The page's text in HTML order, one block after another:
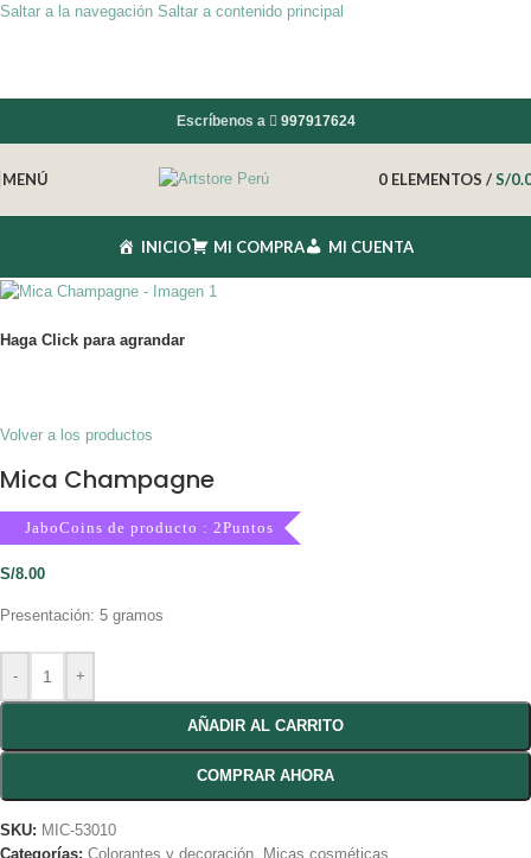
Saltar a la navegación Saltar a contenido principal
Escríbenos a 997917624
MENÚ 0 ELEMENTOS /S/
INICIO MI COMPRA MI CUENTA
Haga Click para agrandar
Volver a los productos
Mica Champagne
JaboCoins de producto : 2Puntos
S/8.00
Presentación: 5 gramos
- +
AÑADIR AL CARRITO
COMPRAR AHORA
SKU: MIC-53010
Categorías: Colorantes y decoración, Micas cosméticas